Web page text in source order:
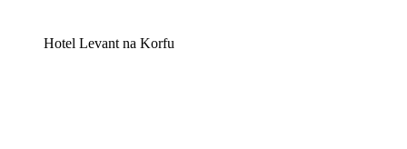
Hotel Levant na Korfu